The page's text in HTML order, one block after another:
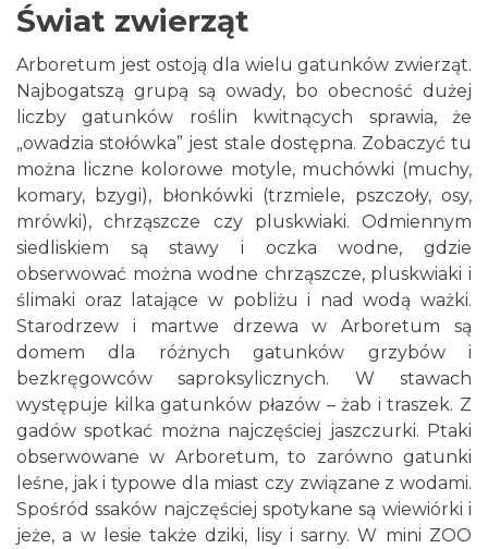
Świat zwierząt
Arboretum jest ostoją dla wielu gatunków zwierząt.
Najbogatszą grupą są owady, bo obecność dużej
liczby gatunków roślin kwitnących sprawia, że
„owadzia stołówka” jest stale dostępna. Zobaczyć tu
można liczne kolorowe motyle, muchówki (muchy,
komary, bzygi), błonkówki (trzmiele, pszczoły, osy,
mrówki), chrząszcze czy pluskwiaki. Odmiennym
siedliskiem są stawy i oczka wodne, gdzie
obserwować można wodne chrząszcze, pluskwiaki i
ślimaki oraz latające w pobliżu i nad wodą ważki.
Starodrzew i martwe drzewa w Arboretum są
domem dla różnych gatunków grzybów i
bezkręgowców saproksylicznych. W stawach
występuje kilka gatunków płazów – żab i traszek. Z
gadów spotkać można najczęściej jaszczurki. Ptaki
obserwowane w Arboretum, to zarówno gatunki
leśne, jak i typowe dla miast czy związane z wodami.
Spośród ssaków najczęściej spotykane są wiewiórki i
jeże, a w lesie także dziki, lisy i sarny. W mini ZOO